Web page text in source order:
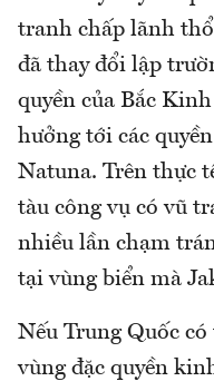
tranh chấp lãnh
đã thay đổi lập
quyền của Bắc
hưởng tới các
Natuna. Trên thực
tàu công vụ có vũ
nhiều lần chạm
tại vùng biển mà
Nếu Trung Quốc
vùng đặc quyền